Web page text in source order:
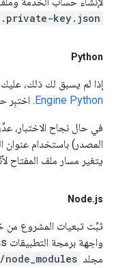
.private-key.json
Python
إذا لم يسبق لك ذلك، عليك
Engine Python. اختبِر
في حال نجاح الاختبار،
المصدر) باستخدام عنوان
يتغير مسار ملف
Node.js
ثبِّت تبعيات المشروع من
مجلد node_modules